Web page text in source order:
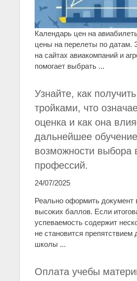
Календарь цен на
цены на перелеты по датам.
на сайтах авиакомпаний и
помогает выбрать ...
Узнайте, как
тройками, что
оценка и как она
дальнейшее
возможности выбора
профессий.
24/07/2025
Реально оформить документ
высоких баллов. Если
успеваемость содержит
не становится препятствием
школы ...
Оплата учебы